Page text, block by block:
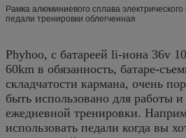
Рамка алюминиевого сплава
педали тренировки облегченная
Phyhoo, с батареей li-иона 36v
60km в обязанность, батаре-
складчатости кармана, очень
быть использовано для работы
ежедневной тренировки.
использовать педали когда вы